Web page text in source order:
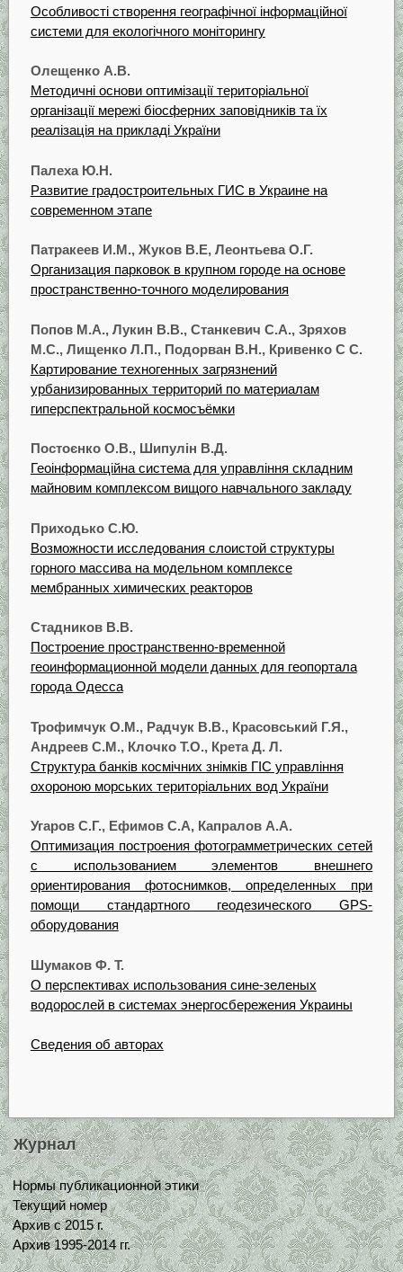
Особливості створення географічної інформаційної
системи для екологічного моніторингу
Олещенко А.В.
Методичні основи оптимізації територіальної
організації мережі біосферних заповідників та їх
реалізація на прикладі України
Палеха Ю.Н.
Развитие градостроительных ГИС в Украине на
современном этапе
Патракеев И.М., Жуков В.Е, Леонтьева О.Г.
Организация парковок в крупном городе на основе
пространственно-точного моделирования
Попов М.А., Лукин В.В., Станкевич С.А., Зряхов
М.С., Лищенко Л.П., Подорван В.Н., Кривенко С С.
Картирование техногенных загрязнений
урбанизированных территорий по материалам
гиперспектральной космосъёмки
Постоєнко О.В., Шипулін В.Д.
Геоінформаційна система для управління складним
майновим комплексом вищого навчального закладу
Приходько С.Ю.
Возможности исследования слоистой структуры
горного массива на модельном комплексе
мембранных химических реакторов
Стадников В.В.
Построение пространственно-временной
геоинформационной модели данных для геопортала
города Одесса
Трофимчук О.М., Радчук В.В., Красовський Г.Я.,
Андреев С.М., Клочко Т.О., Крета Д. Л.
Структура банків космічних знімків ГІС управління
охороною морських територіальних вод України
Угаров С.Г., Ефимов С.А, Капралов А.А.
Оптимизация построения фотограмметрических сетей
с использованием элементов внешнего
ориентирования фотоснимков, определенных при
помощи стандартного геодезического GPS-
оборудования
Шумаков Ф. Т.
О перспективах использования сине-зеленых
водорослей в системах энергосбережения Украины
Сведения об авторах
Журнал
Нормы публикационной этики
Текущий номер
Архив с 2015 г.
Архив 1995-2014 гг.